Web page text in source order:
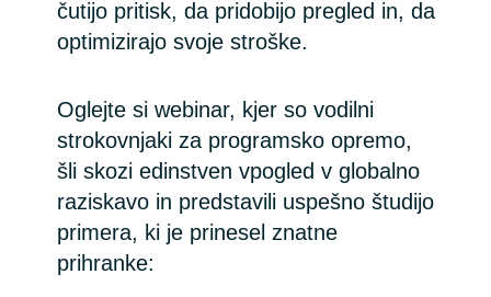
Indonesia
Kuwait
Latvia
Lithuania
čutijo pritisk, da pridobijo pregled in, da
optimizirajo svoje stroške.
Oglejte si webinar, kjer so vodilni
strokovnjaki za programsko opremo,
šli skozi edinstven vpogled v globalno
raziskavo in predstavili uspešno študijo
primera, ki je prinesel znatne
prihranke: